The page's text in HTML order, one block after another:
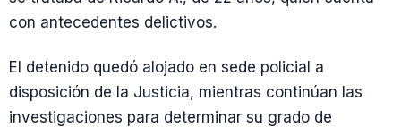
con antecedentes delictivos.
El detenido quedó alojado en sede policial a
disposición de la Justicia, mientras continúan las
investigaciones para determinar su grado de